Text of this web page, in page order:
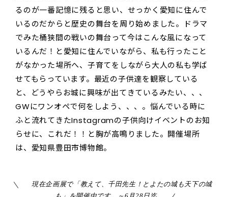
るのが一番記憶に残ると思い、せっかく愛知に住んで
いるのだからと歴史の舞台を周り始めました。ドラマ
でみた桶狭間の戦いの舞台って今はこんな風になって
いるんだ！と愛知に住んでいながら、私も行ったこと
がなかった場所へ、子育てをしながら大人の私も学ば
せてもらっています。最近の子供達を観察している
と、どうやらお城に興味が出てきているみたい、、、
GWにワンオペで何をしよう、、、。悩んでいる時に
ふと流れてきたInstagramの子供向けイベントのお知
らせに、これだ！！と胸が高鳴りました。開催場所
は、愛知県豊田市博物館。
現在企画展で「教えて、千田先生！とよたの城も天下の城